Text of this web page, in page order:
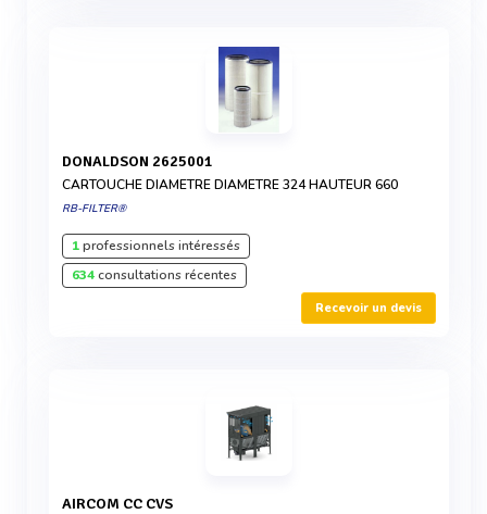
DONALDSON 2625001
CARTOUCHE DIAMETRE DIAMETRE 324 HAUTEUR 660
RB-FILTER®
1professionnels intéressés
634consultations récentes
Recevoir un devis
AIRCOM CC CVS